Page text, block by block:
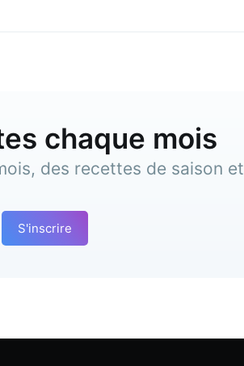
chaque mois
des recettes de saison et
S'inscrire